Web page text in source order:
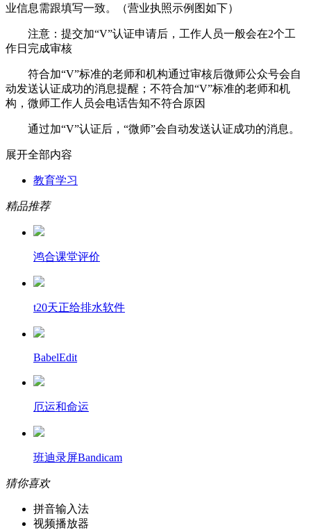
业信息需跟填写一致。（营业执照示例图如下）
注意：提交加“V”认证申请后，工作人员一般会在2个工
作日完成审核
符合加“V”标准的老师和机构通过审核后微师公众号会自
动发送认证成功的消息提醒；不符合加“V”标准的老师和机
构，微师工作人员会电话告知不符合原因
通过加“V”认证后，“微师”会自动发送认证成功的消息。
展开全部内容
教育学习
精品推荐
鸿合课堂评价
t20天正给排水软件
BabelEdit
厄运和命运
班迪录屏Bandicam
猜你喜欢
拼音输入法
视频播放器